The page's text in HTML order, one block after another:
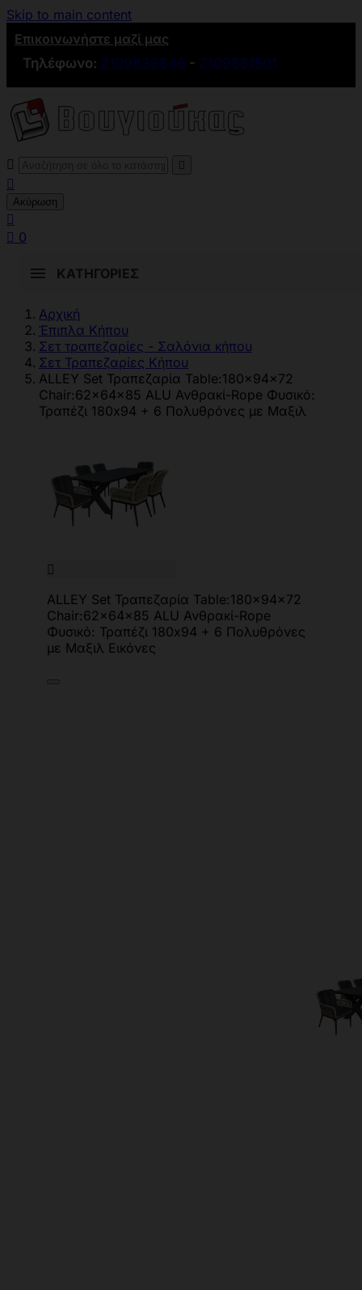
Skip to main content
Επικοινωνήστε μαζί μας
Τηλέφωνο: 2109836846 - 2109881501
 

Ακύρωση

 0
ΚΑΤΗΓΟΡΊΕΣ
Αρχική
Έπιπλα Κήπου
Σετ τραπεζαρίες - Σαλόνια κήπου
Σετ Τραπεζαρίες Κήπου
ALLEY Set Τραπεζαρία Table:180x94x72
Chair:62x64x85 ALU Ανθρακί-Rope Φυσικό:
Τραπέζι 180x94 + 6 Πολυθρόνες με Μαξιλ

ALLEY Set Τραπεζαρία Table:180x94x72
Chair:62x64x85 ALU Ανθρακί-Rope
Φυσικό: Τραπέζι 180x94 + 6 Πολυθρόνες
με Μαξιλ Εικόνες